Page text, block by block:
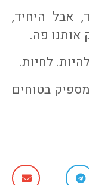
אבל היחיד,
אותנו פה.
לחיות.
בטוחים